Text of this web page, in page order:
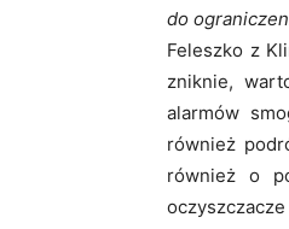
do
Feleszko z
zniknie,
alarmów
również
również o